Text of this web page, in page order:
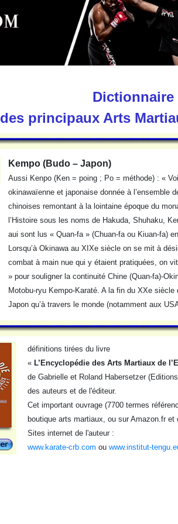
Dictionnaire
des principaux Arts
Kempo (Budo – Japon)
Aussi Kenpo (Ken = poing ; Po = méthode) : «
okinawaïenne et japonaise donnée à l’ensemble
chinoises remontant à la lointaine époque du
l’Histoire sous les noms de Hakuda, Shuhaku,
aui sont lus « Quan-fa » (Chuan-fa ou Kiuan-fa)
Lorsqu’à Okinawa au XIXe siècle on se mit à
combat à main nue qui y étaient pratiquées, on
» pour souligner la continuité Chine (Quan-fa)-
Motobu-ryu Kempo-Karaté. A la fin du XXe
Japon qu’à travers le monde (notamment aux
définitions tirées du livre
« L’Encyclopédie des Arts Martiaux de
de Gabrielle et Roland Habersetzer
des auteurs et de l'éditeur.
Cet important ouvrage (7700 termes
boutique arts martiaux, ou sur Amazon.fr et
Sites internet de l'auteur :
www.karate-crb.com ou www.institut-